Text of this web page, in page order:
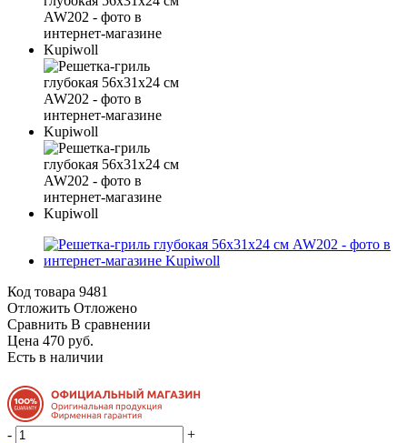
Код товара 9481
Отложить Отложено
Сравнить В сравнении
Цена 470 руб.
Есть в наличии
-
+